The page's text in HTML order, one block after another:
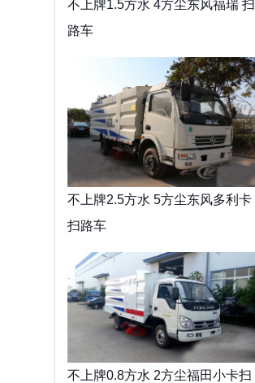
不上牌1.5方水 4方尘东风福瑞 扫
路车
不上牌2.5方水 5方尘东风多利卡
扫路车
不上牌0.8方水 2方尘福田小卡扫